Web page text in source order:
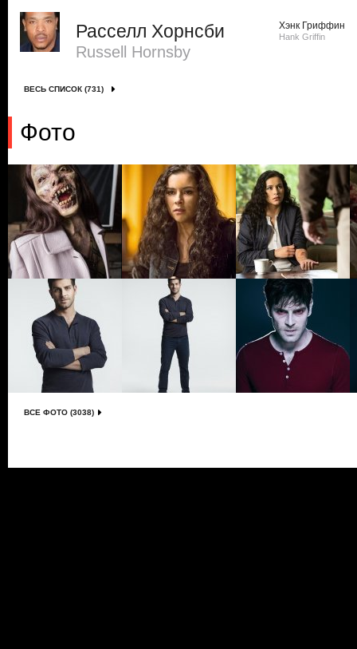
Расселл Хорнсби
Russell Hornsby
Хэнк Гриффин
Hank Griffin
ВЕСЬ СПИСОК (731)
Фото
ВСЕ ФОТО (3038)